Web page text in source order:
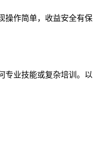
操作简单，收益安全有保
专业技能或复杂培训。以